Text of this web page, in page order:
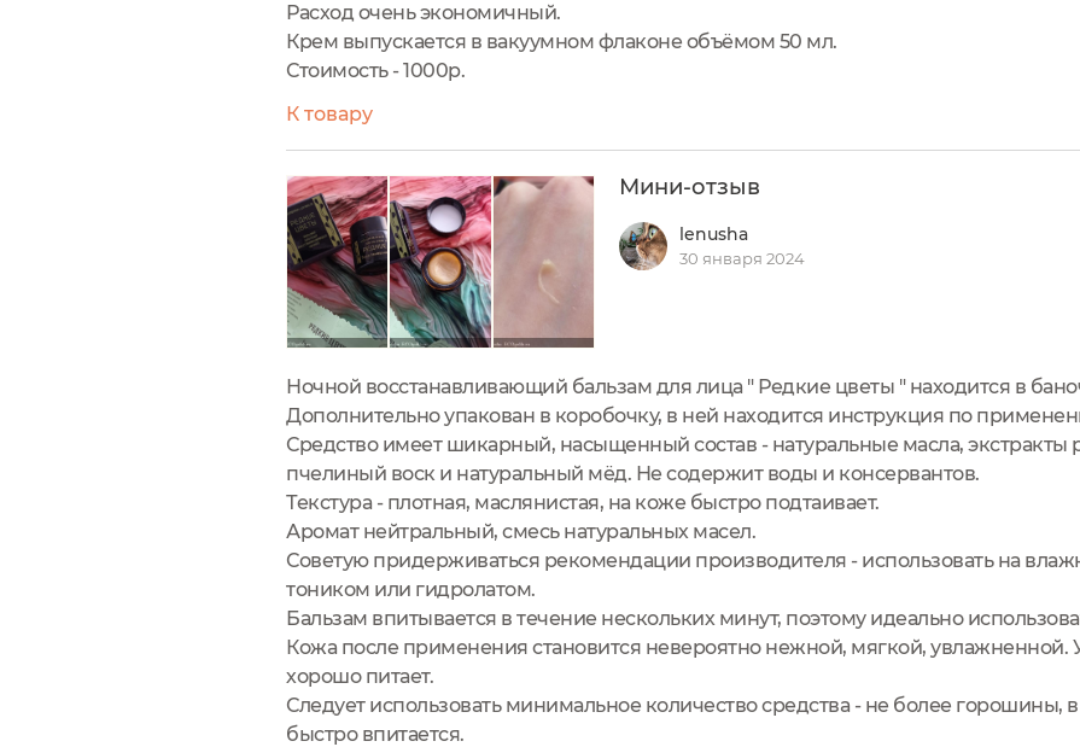
Расход очень экономичный.
Крем выпускается в вакуумном флаконе объёмом 50 мл.
Стоимость - 1000р.
К товару
Мини-отзыв
lenusha
30 января 2024
Ночной восстанавливающий бальзам для лица " Редкие цветы " находится в
Дополнительно упакован в коробочку, в ней находится инструкция по
Средство имеет шикарный, насыщенный состав - натуральные масла, экстракты
пчелиный воск и натуральный мёд. Не содержит воды и консервантов.
Текстура - плотная, маслянистая, на коже быстро подтаивает.
Аромат нейтральный, смесь натуральных масел.
Советую придерживаться рекомендации производителя - использовать на
тоником или гидролатом.
Бальзам впитывается в течение нескольких минут, поэтому идеально
Кожа после применения становится невероятно нежной, мягкой, увлажненной.
хорошо питает.
Следует использовать минимальное количество средства - не более горошины,
быстро впитается.